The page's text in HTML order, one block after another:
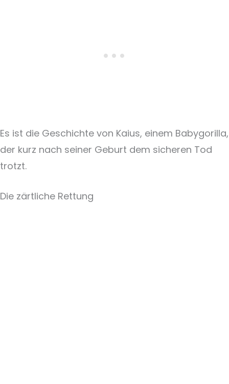
Es ist die Geschichte von Kaius, einem Babygorilla,
der kurz nach seiner Geburt dem sicheren Tod
trotzt.
Die zärtliche Rettung